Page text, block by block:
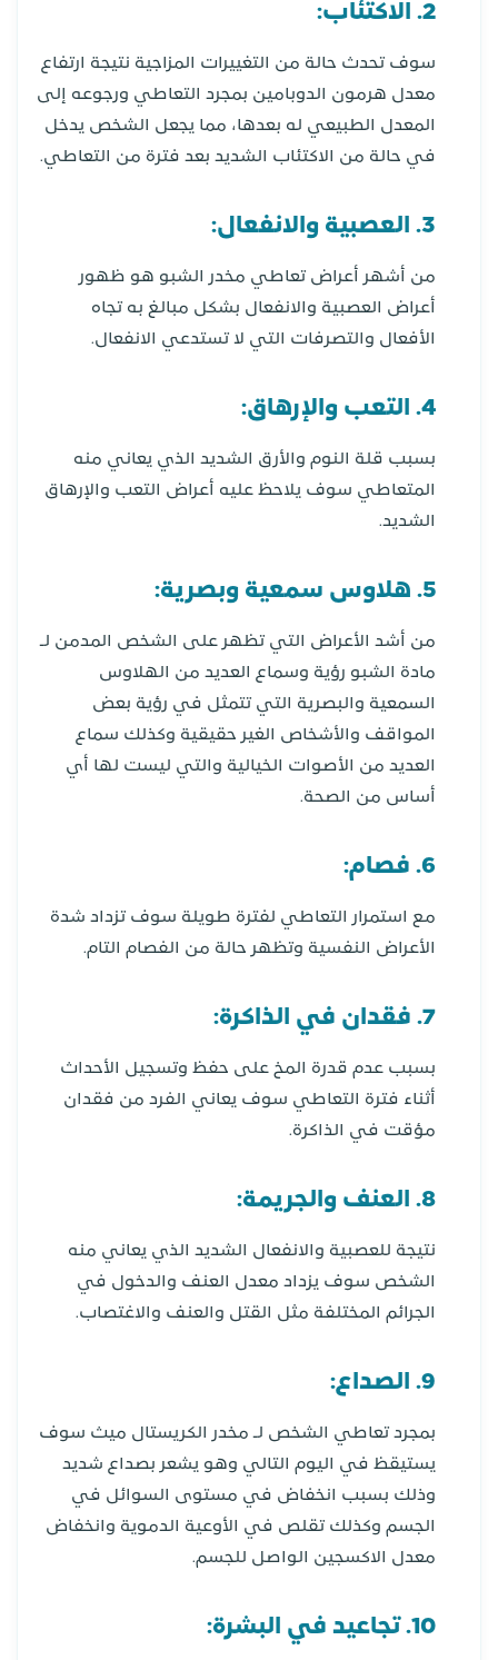
2. الاكتئاب:
سوف تحدث حالة من التغييرات المزاجية نتيجة ارتفاع
معدل هرمون الدوبامين بمجرد التعاطي ورجوعه إلى
المعدل الطبيعي له بعدها، مما يجعل الشخص يدخل
في حالة من الاكتئاب الشديد بعد فترة من التعاطي.
3. العصبية والانفعال:
من أشهر أعراض تعاطي مخدر الشبو هو ظهور
أعراض العصبية والانفعال بشكل مبالغ به تجاه
الأفعال والتصرفات التي لا تستدعي الانفعال.
4. التعب والإرهاق:
بسبب قلة النوم والأرق الشديد الذي يعاني منه
المتعاطي سوف يلاحظ عليه أعراض التعب والإرهاق
الشديد.
5. هلاوس سمعية وبصرية:
من أشد الأعراض التي تظهر على الشخص المدمن لـ
مادة الشبو رؤية وسماع العديد من الهلاوس
السمعية والبصرية التي تتمثل في رؤية بعض
المواقف والأشخاص الغير حقيقية وكذلك سماع
العديد من الأصوات الخيالية والتي ليست لها أي
أساس من الصحة.
6. فصام:
مع استمرار التعاطي لفترة طويلة سوف تزداد شدة
الأعراض النفسية وتظهر حالة من الفصام التام.
7. فقدان في الذاكرة:
بسبب عدم قدرة المخ على حفظ وتسجيل الأحداث
أثناء فترة التعاطي سوف يعاني الفرد من فقدان
مؤقت في الذاكرة.
8. العنف والجريمة:
نتيجة للعصبية والانفعال الشديد الذي يعاني منه
الشخص سوف يزداد معدل العنف والدخول في
الجرائم المختلفة مثل القتل والعنف والاغتصاب.
9. الصداع:
بمجرد تعاطي الشخص لـ مخدر الكريستال ميث سوف
يستيقظ في اليوم التالي وهو يشعر بصداع شديد
وذلك بسبب انخفاض في مستوى السوائل في
الجسم وكذلك تقلص في الأوعية الدموية وانخفاض
معدل الاكسجين الواصل للجسم.
10. تجاعيد في البشرة: